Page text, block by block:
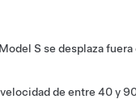
Model S se desplaza
de entre 40 y